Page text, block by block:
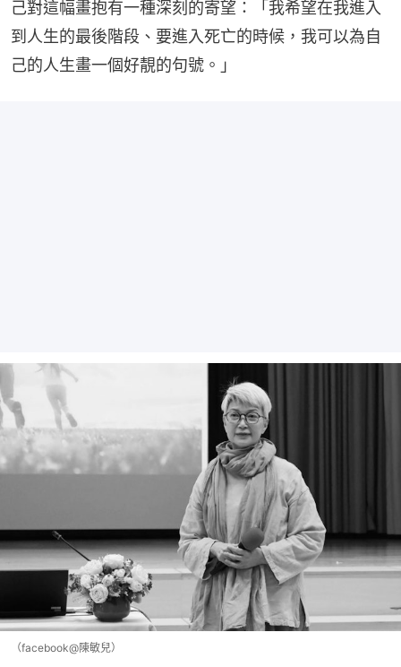
己對這幅畫抱有一種深刻的寄望：「我希望在我進入
到人生的最後階段、要進入死亡的時候，我可以為自
己的人生畫一個好靚的句號。」
（facebook@陳敏兒）